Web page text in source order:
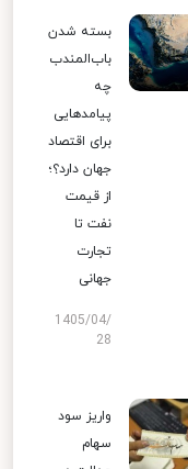
بسته شدن
باب‌المندب
چه
پیامدهایی
برای اقتصاد
جهان دارد؟؛
از قیمت
نفت تا
تجارت
جهانی
1405/04/
28
واریز سود
سهام